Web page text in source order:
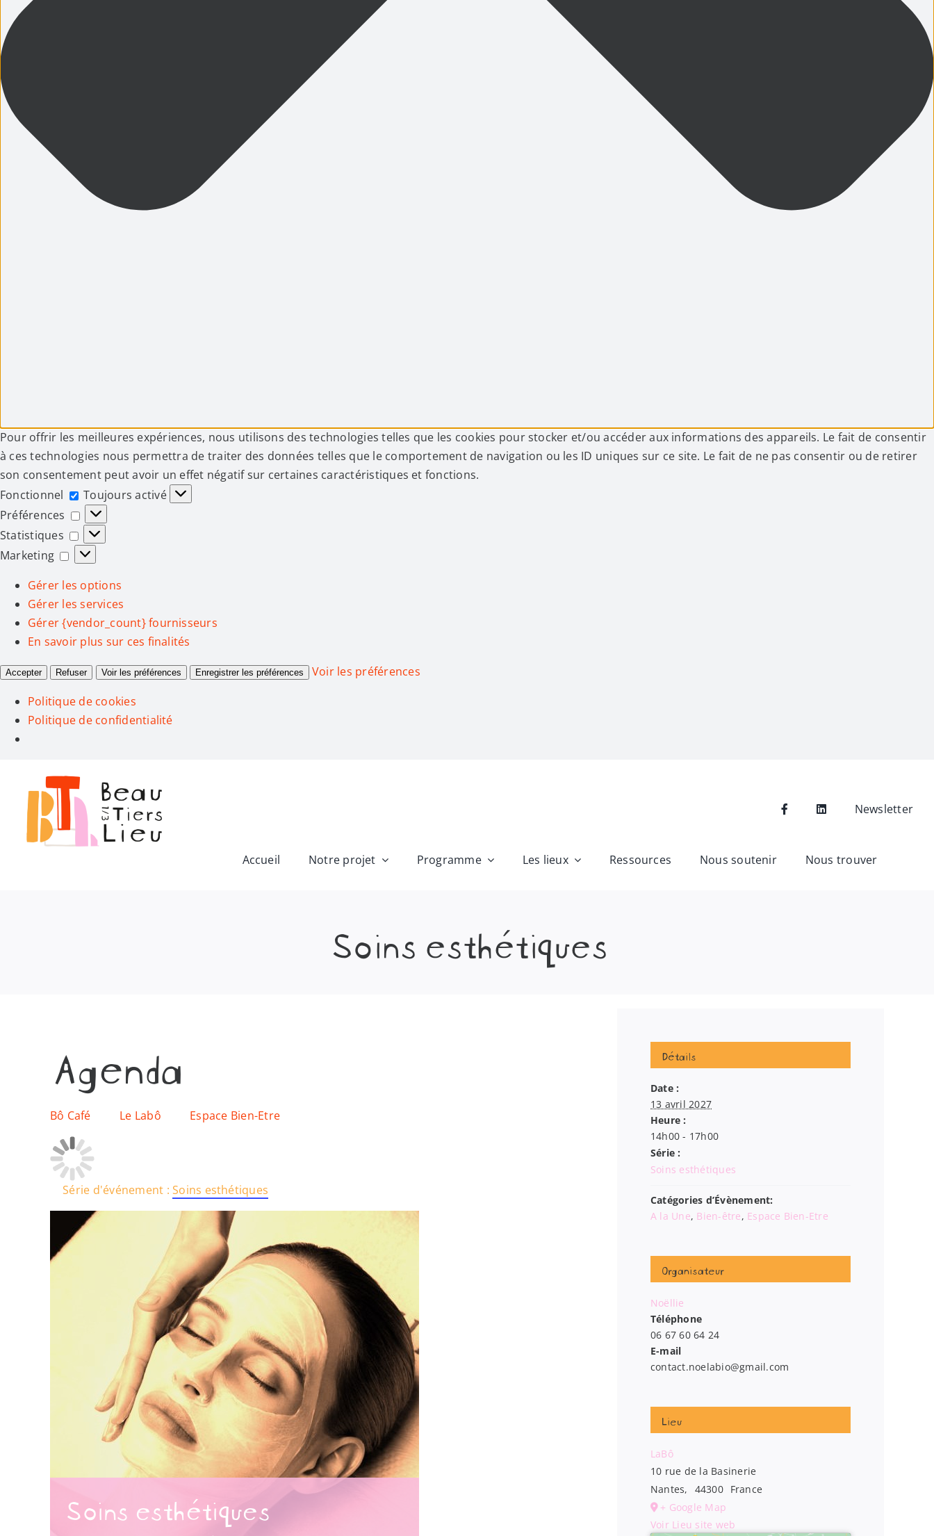
Pour offrir les meilleures expériences, nous utilisons des technologies telles que les cookies pour stocker et/ou accéder aux informations des appareils. Le fait de consentir
à ces technologies nous permettra de traiter des données telles que le comportement de navigation ou les ID uniques sur ce site. Le fait de ne pas consentir ou de retirer
son consentement peut avoir un effet négatif sur certaines caractéristiques et fonctions.
Fonctionnel
Fonctionnel
Toujours activé
Préférences
Préférences
Statistiques
Statistiques
Marketing
Marketing
Gérer les options
Gérer les services
Gérer {vendor_count} fournisseurs
En savoir plus sur ces finalités
Accepter Refuser Voir les préférences Enregistrer les préférences
Voir les préférences
Politique de cookies
Politique de confidentialité
contenu
Newsletter
Accueil Notre projet Programme Les lieux Ressources Nous soutenir Nous trouver
Soins esthétiques
Agenda
Bô Café Le Labô Espace Bien-Etre
Série d'événement :Soins esthétiques
Soins esthétiques
Détails
Date :
13 avril 2027
Heure :
14h00 - 17h00
Série :
Soins esthétiques
Catégories d’Évènement:
A la Une, Bien-être, Espace Bien-Etre
Organisateur
Noëllie
Téléphone
06 67 60 64 24
E-mail
contact.noelabio@gmail.com
Lieu
LaBô
10 rue de la Basinerie
Nantes, 44300 France
+ Google Map
Voir Lieu site web